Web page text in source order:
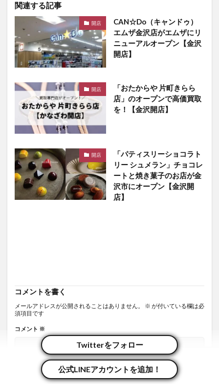
Twitterをフォロー
公式LINEアカウントを追加！
関連する記事
開店
CAN☆Do（キャンドゥ）
エムザ金沢店がエムザにリ
ニューアルオープン【金沢
開店】
開店
「おたからや 片町きらら
店」のオープンで高価買取
を！【金沢開店】
開店
「パティスリーショコラト
リー シュメラン」チョコレ
ートと焼き菓子のお店が金
沢市にオープン【金沢開
店】
コメントを書く
メールアドレスが公開されることはありません。 ※ が付いている欄は必
須項目です
コメント ※